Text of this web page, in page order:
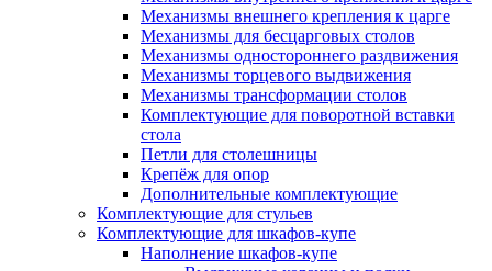
Механизмы внешнего крепления к царге
Механизмы для бесцарговых столов
Механизмы одностороннего раздвижения
Механизмы торцевого выдвижения
Механизмы трансформации столов
Комплектующие для поворотной вставки
стола
Петли для столешницы
Крепёж для опор
Дополнительные комплектующие
Комплектующие для стульев
Комплектующие для шкафов-купе
Наполнение шкафов-купе